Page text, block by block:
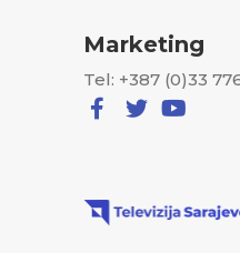
Marketing
Tel: +387 (0)33